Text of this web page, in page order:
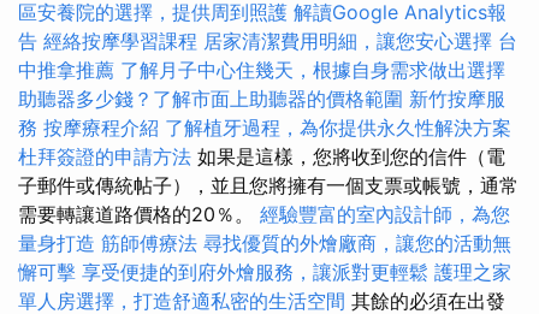
區安養院的選擇，提供周到照護 解讀Google Analytics報
告 經絡按摩學習課程 居家清潔費用明細，讓您安心選擇 台
中推拿推薦 了解月子中心住幾天，根據自身需求做出選擇
助聽器多少錢？了解市面上助聽器的價格範圍 新竹按摩服
務 按摩療程介紹 了解植牙過程，為你提供永久性解決方案
杜拜簽證的申請方法 如果是這樣，您將收到您的信件（電
子郵件或傳統帖子），並且您將擁有一個支票或帳號，通常
需要轉讓道路價格的20％。 經驗豐富的室內設計師，為您
量身打造 筋師傅療法 尋找優質的外燴廠商，讓您的活動無
懈可擊 享受便捷的到府外燴服務，讓派對更輕鬆 護理之家
單人房選擇，打造舒適私密的生活空間 其餘的必須在出發